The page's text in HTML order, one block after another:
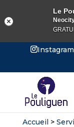
Instagram
Accueil>
Le